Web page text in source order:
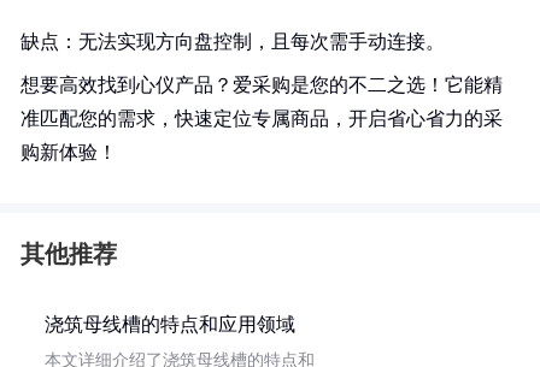
缺点：无法实现方向盘控制，且每次需手动连接。
想要高效找到心仪产品？爱采购是您的不二之选！它能精
准匹配您的需求，快速定位专属商品，开启省心省力的采
购新体验！
其他推荐
浇筑母线槽的特点和应用领域
本文详细介绍了浇筑母线槽的特点和